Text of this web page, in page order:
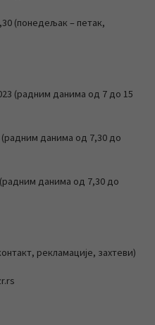
(понедељак – петак,
(радним данима од 7 до 15
(радним данима од 7,30 до
данима од 7,30 до
рекламације, захтеви)